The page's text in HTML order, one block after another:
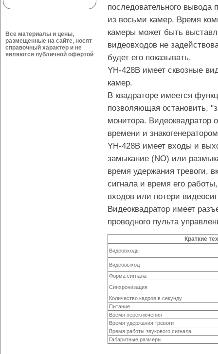
Все материалы и цены,
размещенные на сайте, носят
справочный характер и не
являются публичной офертой
последовательного вывода
из восьми камер. Время
камеры может быть
видеовходов не
будет его показывать.
YH-428B имеет сквозные
камер.
В квадраторе имеется
позволяющая остановить,
монитора. Видеоквадратор
времени и
YH-428B имеет входы и
замыкание (NO) или
время удержания тревоги,
сигнала и время его
входов или потери
Видеоквадратор имеет
проводного пульта
Краткие
Видеовходы
Видеовыход
Форма сигнала
Синхронизация
Количество кадров в секунду
Питание
Время переключения
Время удержания тревоги
Время работы звукового сигнала
Габаритные размеры